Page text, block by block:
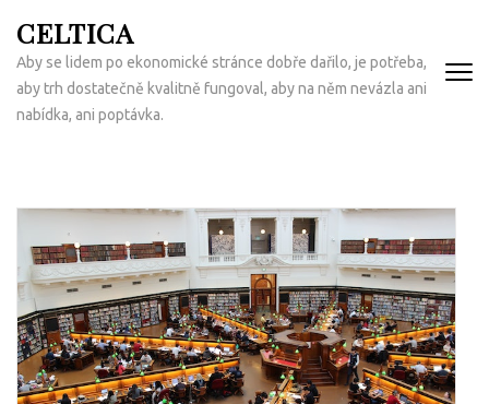
na
obsah
(Enter)
CELTICA
Aby se lidem po ekonomické stránce dobře dařilo, je potřeba,
aby trh dostatečně kvalitně fungoval, aby na něm nevázla ani
nabídka, ani poptávka.